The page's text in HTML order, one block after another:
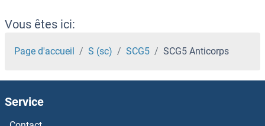
SCARF2 Anticorps
SCARF1 Anticorps
SCARB2 Anticorps
SCARB1 Anticorps
Vous êtes ici:
Page d'accueil S (sc) SCG5 SCG5 Anticorps
Service